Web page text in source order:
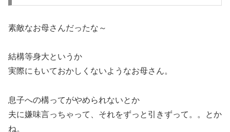
素敵なお母さんだったな～
結構等身大というか
実際にもいておかしくないようなお母さん。
息子への構ってがやめられないとか
夫に嫌味言っちゃって、それをずっと引きずって。。とか
ね。